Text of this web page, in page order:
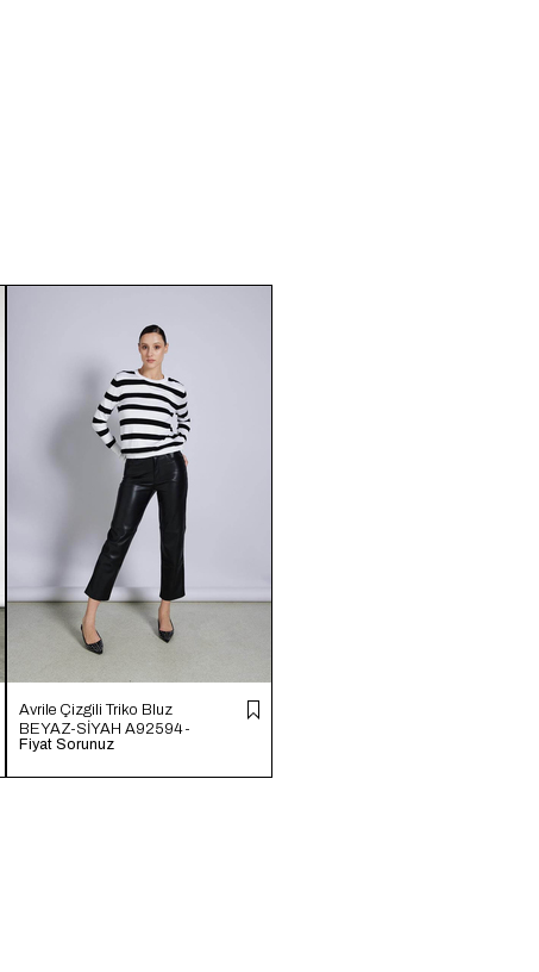
Avrile Çizgili Triko Bluz
BEYAZ-SİYAH A92594-
S
Fiyat Sorunuz